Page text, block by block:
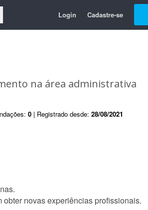
Login Cadastre-se
na área administrativa
0 | Registrado desde: 28/08/2021
novas experiências profissionais.